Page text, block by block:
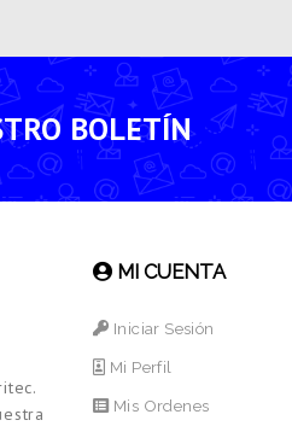
BOLETÍN
MI CUENTA
Iniciar Sesión
Mi Perfil
Mis Ordenes